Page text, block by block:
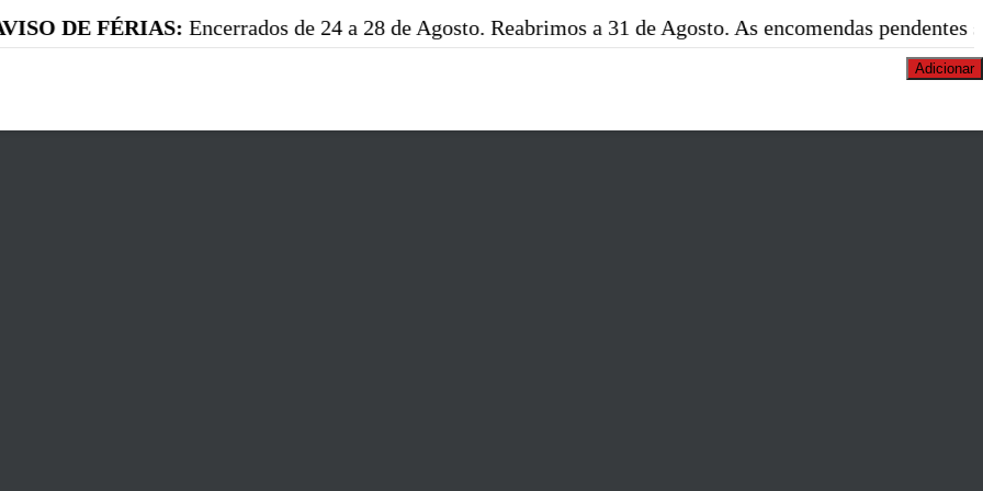
FÉRIAS:Encerrados de 24 a 28 de Agosto. Reabrimos a 31 de Agosto. As encomendas pendentes serão
Adicionar